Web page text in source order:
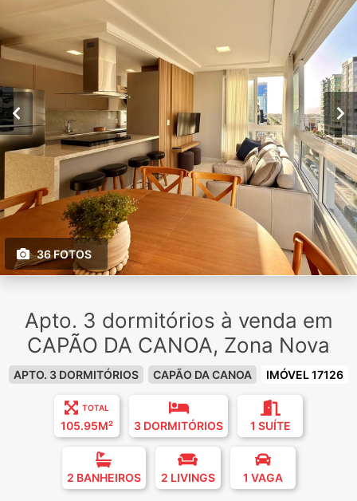
36 FOTOS
Apto. 3 dormitórios à venda em
CAPÃO DA CANOA, Zona Nova
APTO. 3 DORMITÓRIOS CAPÃO DA CANOA IMÓVEL 17126
TOTAL
105.95M² 3 DORMITÓRIOS 1 SUÍTE
2 BANHEIROS 2 LIVINGS 1 VAGA